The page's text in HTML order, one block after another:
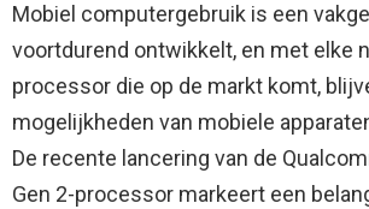
Mobiel computergebruik is een
voortdurend ontwikkelt, en met elke
processor die op de markt komt,
mogelijkheden van mobiele
De recente lancering van de
Gen 2-processor markeert een